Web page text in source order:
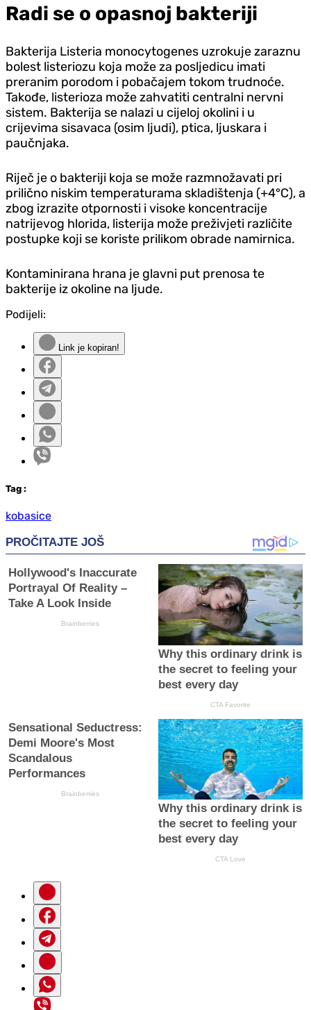
Radi se o opasnoj bakteriji
Bakterija Listeria monocytogenes uzrokuje zaraznu
bolest listeriozu koja može za posljedicu imati
preranim porodom i pobačajem tokom trudnoće.
Takođe, listerioza može zahvatiti centralni nervni
sistem. Bakterija se nalazi u cijeloj okolini i u
crijevima sisavaca (osim ljudi), ptica, ljuskara i
paučnjaka.
Riječ je o bakteriji koja se može razmnožavati pri
prilično niskim temperaturama skladištenja (+4°C), a
zbog izrazite otpornosti i visoke koncentracije
natrijevog hlorida, listerija može preživjeti različite
postupke koji se koriste prilikom obrade namirnica.
Kontaminirana hrana je glavni put prenosa te
bakterije iz okoline na ljude.
Podijeli:
Link je kopiran!
Tag :
kobasice